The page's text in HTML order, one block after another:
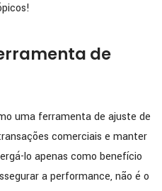
de
uma ferramenta de ajuste de
comerciais e manter
lo apenas como benefício
a performance, não é o